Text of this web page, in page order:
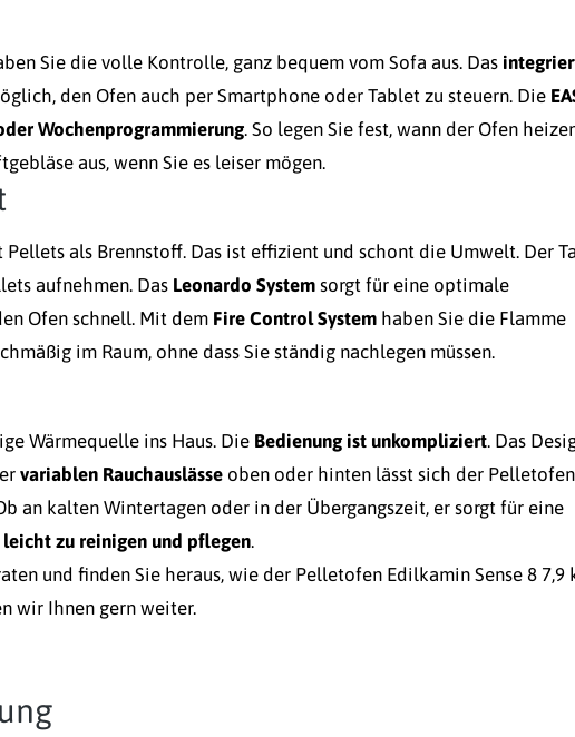
Sie die volle Kontrolle, ganz bequem vom Sofa aus. Das
den Ofen auch per Smartphone oder Tablet zu steuern. Die
Wochenprogrammierung. So legen Sie fest, wann der Ofen
aus, wenn Sie es leiser mögen.
als Brennstoff. Das ist effizient und schont die Umwelt. Der
aufnehmen. Das Leonardo System sorgt für eine optimale
Ofen schnell. Mit dem Fire Control System haben Sie die Flamme
im Raum, ohne dass Sie ständig nachlegen müssen.
Wärmequelle ins Haus. Die Bedienung ist unkompliziert. Das
variablen Rauchauslässe oben oder hinten lässt sich der Pelletofen
an kalten Wintertagen oder in der Übergangszeit, er sorgt für eine
leicht zu reinigen und pflegen.
und finden Sie heraus, wie der Pelletofen Edilkamin Sense 8 7,9
wir Ihnen gern weiter.